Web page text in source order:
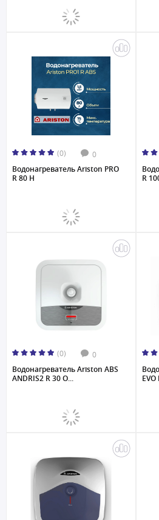
(0) 0
Водонагреватель Ariston PRO
R 80 H
R
(0) 0
Водонагреватель Ariston ABS
ANDRIS2 R 30 O...